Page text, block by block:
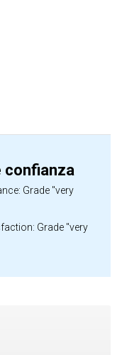
confianza
Grade "very
Grade "very